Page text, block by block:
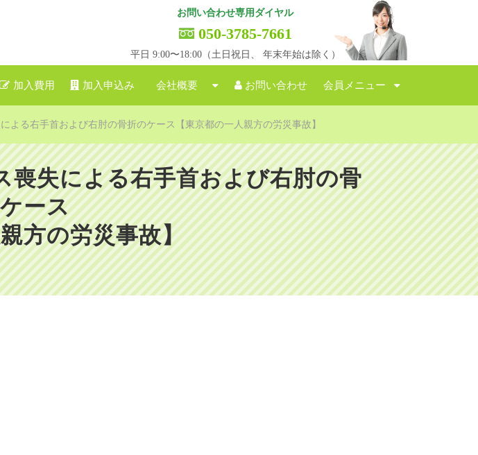
お問い合わせ専用ダイヤル
050-3785-7661
平日 9:00〜18:00（土日祝日、 年末年始は除く）
加入費用 加入申込み 会社概要 お問い合わせ 会員メニュー
よる右手首および右肘の骨折のケース【東京都の一人親方の労災事故】
失による右手首および右肘の骨
ース
方の労災事故】